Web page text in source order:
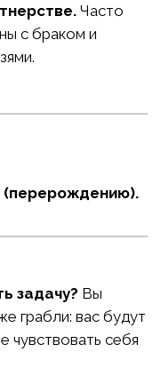
Часто
с браком и
(перерождению).
задачу? Вы
грабли: вас будут
чувствовать себя